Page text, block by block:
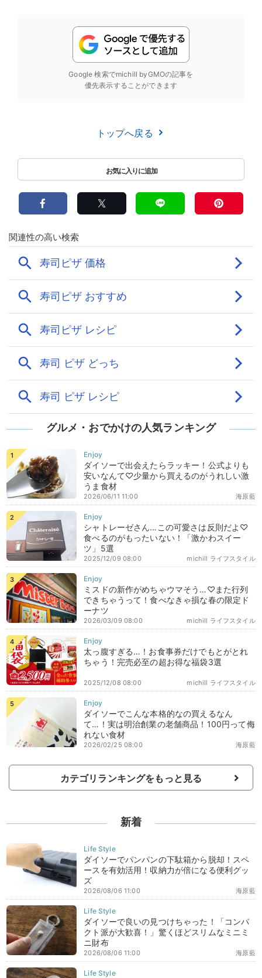
Google 検索でmichill byGMOの記事を
優先表示することができます
トップへ戻る
グルメ・おでかけの人気ランキング
ダイソーで出会えたらラッキー！公式よりも
安いなんて♡少量から買えるのがうれしい激
うま食材
海原藍
2026/06/11 11:00
シャトレーゼさん…この可愛さは反則だよ♡
食べるのがもったいない！「激かわスイー
ツ」5選
michill ライフスタイル
2025/12/09 08:00
ミスドの新作がめちゃウマそう…♡また行列
できちゃうって！食べなきゃ損な春の限定ド
ーナツ
michill ライフスタイル
2026/03/09 08:00
太っ腹すぎる…！お食事券だけでもとがとれ
ちゃう！完売必至の超お得な福袋3選
michill ライフスタイル
2025/12/08 08:00
ダイソーでこんな本格的なの買えるなん
て…！実は明治創業の老舗商品！100円って侮
れない食材
海原藍
2026/02/25 08:00
カテゴリランキングをもっと見る
新着
ダイソーでパンパンの下駄箱から脱却！スペ
ースを有効活用！収納力が倍になる便利グッ
ズ
海原藍
2026/08/06 11:00
ダイソーで良いの見つけちゃった！「コンパ
クト派が大歓喜！」驚くほどスリムなミニミ
ニ財布
海原藍
2026/08/06 11:00